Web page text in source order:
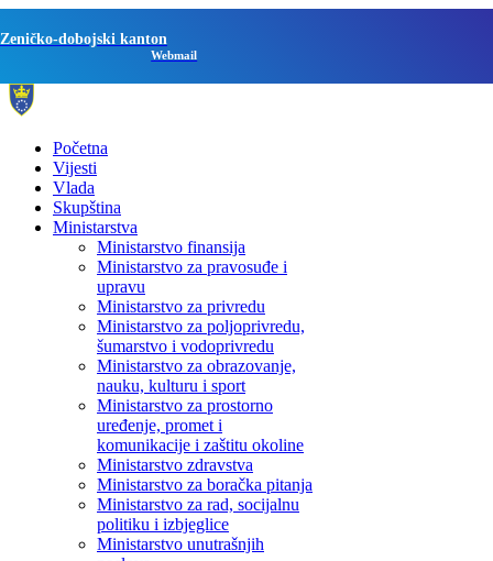
Zeničko-dobojski kanton
Webmail
Početna
Vijesti
Vlada
Skupština
Ministarstva
Ministarstvo finansija
Ministarstvo za pravosuđe i
upravu
Ministarstvo za privredu
Ministarstvo za poljoprivredu,
šumarstvo i vodoprivredu
Ministarstvo za obrazovanje,
nauku, kulturu i sport
Ministarstvo za prostorno
uređenje, promet i
komunikacije i zaštitu okoline
Ministarstvo zdravstva
Ministarstvo za boračka pitanja
Ministarstvo za rad, socijalnu
politiku i izbjeglice
Ministarstvo unutrašnjih